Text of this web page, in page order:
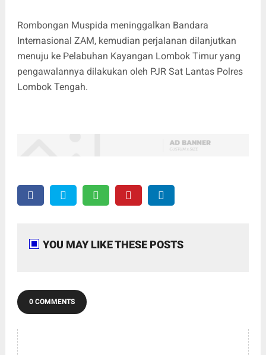
Rombongan Muspida meninggalkan Bandara
Internasional ZAM, kemudian perjalanan dilanjutkan
menuju ke Pelabuhan Kayangan Lombok Timur yang
pengawalannya dilakukan oleh PJR Sat Lantas Polres
Lombok Tengah.
YOU MAY LIKE THESE POSTS
0 COMMENTS